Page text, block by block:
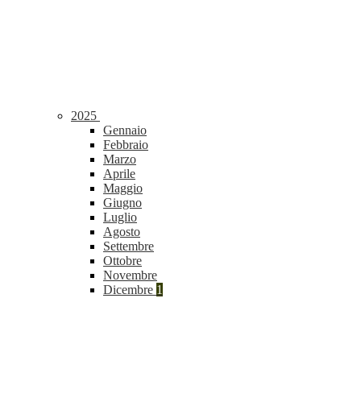
2025
Gennaio
Febbraio
Marzo
Aprile
Maggio
Giugno
Luglio
Agosto
Settembre
Ottobre
Novembre
Dicembre 1